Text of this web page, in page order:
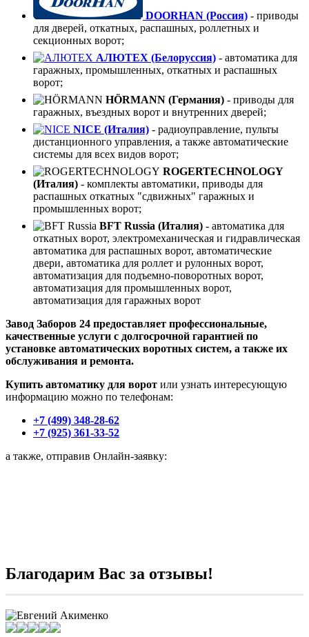
DOORHAN (Россия) - приводы
для дверей, откатных, распашных, роллетных и
секционных ворот;
АЛЮТЕХ (Белоруссия) - автоматика для
гаражных, промышленных, откатных и распашных
ворот;
HÖRMANN (Германия) - приводы для
гаражных, въездных ворот и внутренних дверей;
NICE (Италия) - радиоуправление, пульты
дистанционного управления, а также автоматические
системы для всех видов ворот;
ROGERTECHNOLOGY
(Италия) - комплекты автоматики, приводы для
распашных откатных "сдвижных" гаражных и
промышленных ворот;
BFT Russia (Италия) - автоматика для
откатных ворот, электромеханическая и гидравлическая
автоматика для распашных ворот, автоматические
двери, автоматика для роллет и рулонных ворот,
автоматизация для подъемно-поворотных ворот,
автоматизация для промышленных ворот,
автоматизация для гаражных ворот
Завод Заборов 24 предоставляет профессиональные,
качественные услуги с долгосрочной гарантией по
установке автоматических воротных систем, а также их
обслуживания и ремонта.
Купить автоматику для ворот или узнать интересующую
информацию можно по телефонам:
+7 (499) 348-28-62
+7 (925) 361-33-52
а также, отправив Онлайн-заявку:
Благодарим Вас за отзывы!